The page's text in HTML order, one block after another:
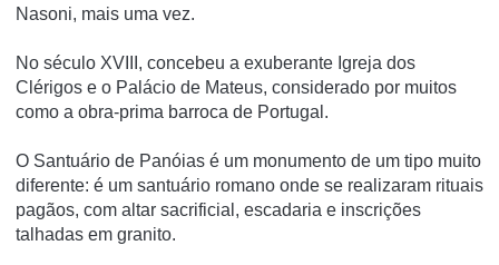
Nasoni, mais uma vez.
No século XVIII, concebeu a exuberante Igreja dos
Clérigos e o Palácio de Mateus, considerado por muitos
como a obra-prima barroca de Portugal.
O Santuário de Panóias é um monumento de um tipo muito
diferente: é um santuário romano onde se realizaram rituais
pagãos, com altar sacrificial, escadaria e inscrições
talhadas em granito.